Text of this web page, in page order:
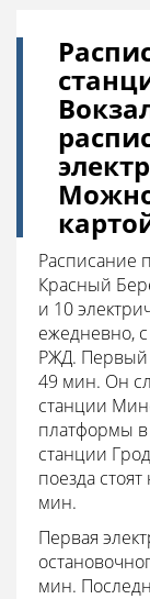
Расписание
Красный
и 10
ежедневно,
РЖД. Первый
49 мин. Он
станции
платформы
станции
поезда
мин.
Первая
мин.